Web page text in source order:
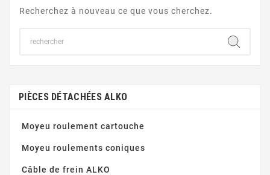
Recherchez à nouveau ce que vous cherchez.
PIÈCES DÉTACHÉES ALKO
Moyeu roulement cartouche
Moyeu roulements coniques
Câble de frein ALKO